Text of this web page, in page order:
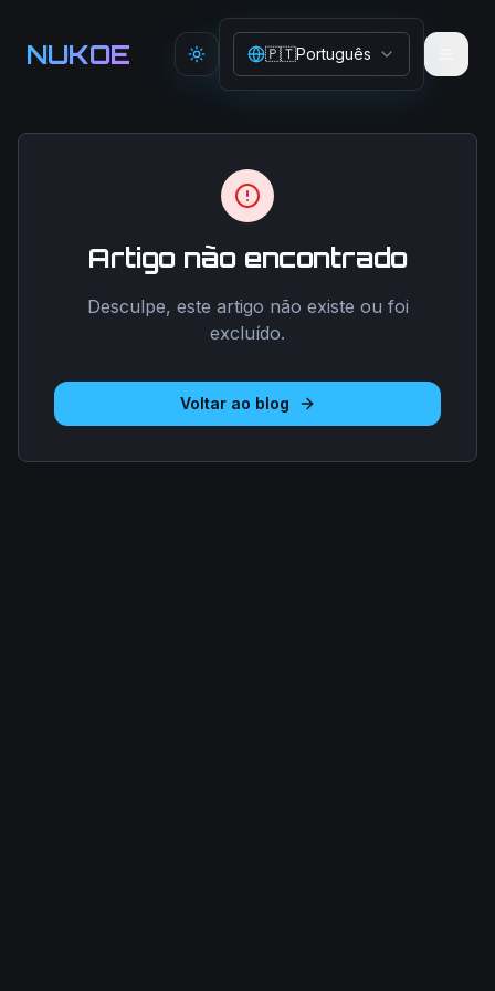
NUKOE Toggle theme
🇵🇹Português
Artigo não encontrado
Desculpe, este artigo não existe ou foi
excluído.
Voltar ao blog